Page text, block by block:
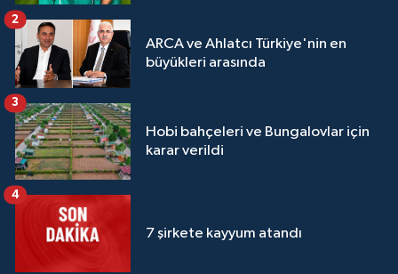
ARCA ve Ahlatcı Türkiye'nin en
büyükleri arasında
2
Hobi bahçeleri ve Bungalovlar için
karar verildi
3
7 şirkete kayyum atandı
4